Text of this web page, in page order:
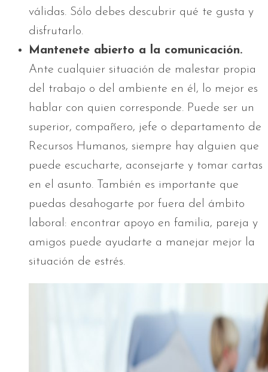
válidas. Sólo debes descubrir qué te gusta y
disfrutarlo.
Mantenete abierto a la comunicación.
Ante cualquier situación de malestar propia
del trabajo o del ambiente en él, lo mejor es
hablar con quien corresponde. Puede ser un
superior, compañero, jefe o departamento de
Recursos Humanos, siempre hay alguien que
puede escucharte, aconsejarte y tomar cartas
en el asunto. También es importante que
puedas desahogarte por fuera del ámbito
laboral: encontrar apoyo en familia, pareja y
amigos puede ayudarte a manejar mejor la
situación de estrés.